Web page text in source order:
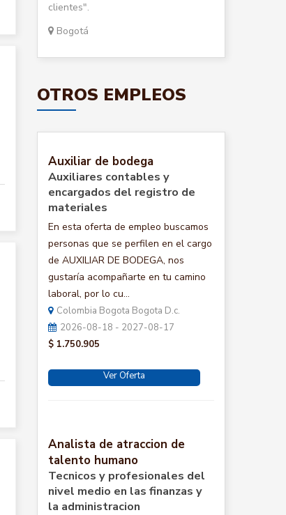
clientes".
Bogotá
OTROS EMPLEOS
Auxiliar de bodega
Auxiliares contables y
encargados del registro de
materiales
En esta oferta de empleo buscamos
personas que se perfilen en el cargo
de AUXILIAR DE BODEGA, nos
gustaría acompañarte en tu camino
laboral, por lo cu...
Colombia Bogota Bogota D.c.
2026-08-18 - 2027-08-17
$ 1.750.905
Ver Oferta
Analista de atraccion de
talento humano
Tecnicos y profesionales del
nivel medio en las finanzas y
la administracion